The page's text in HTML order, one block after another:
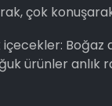
çok
Boğaz
ürünler anlık